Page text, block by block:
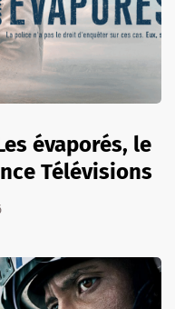
évaporés, le
Télévisions